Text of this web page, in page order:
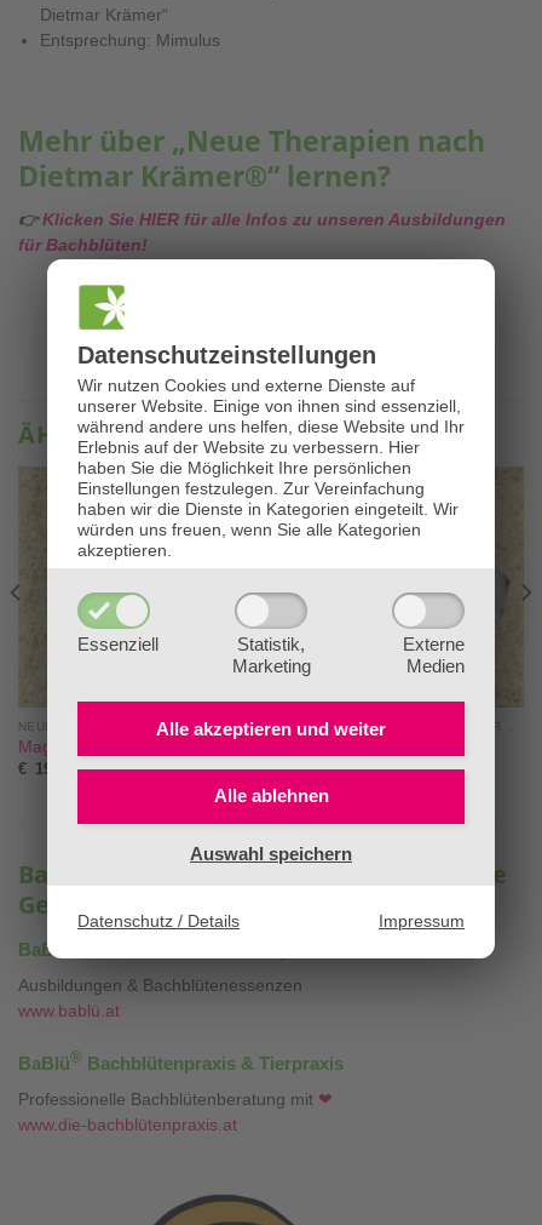
Datenschutz­einstellungen
Wir nutzen Cookies und externe Dienste auf
unserer Website. Einige von ihnen sind essenziell,
während andere uns helfen, diese Website und Ihr
Erlebnis auf der Website zu verbessern. Hier
haben Sie die Möglichkeit Ihre persönlichen
Einstellungen festzulegen. Zur Vereinfachung
haben wir die Dienste in Kategorien eingeteilt. Wir
würden uns freuen, wenn Sie alle Kategorien
akzeptieren.
Essenziell
Statistik,
Marketing
Externe
Medien
Alle akzeptieren und weiter
Alle ablehnen
Auswahl speichern
Datenschutz / Details Impressum
Dietmar Krämer“
Entsprechung: Mimulus
Mehr über „Neue Therapien nach
Dietmar Krämer®“ lernen?
👉Klicken Sie HIER für alle Infos zu unseren Ausbildungen
für Bachblüten!
ÄHNLICHE PRODUKTE
NEUE THERAPIEN NACH DIETMAR KRÄMER®
Magnetit
€ 19,55
€ 24,15
BaBlü® – Ihre Experten für ganzheitliche
Gesundheit & Bildung
BaBlü
Ausbildungen & Bachblütenessenzen
www.bablü.at
BaBlü® Bachblütenpraxis & Tierpraxis
Professionelle Bachblütenberatung mit ❤
www.die-bachblütenpraxis.at